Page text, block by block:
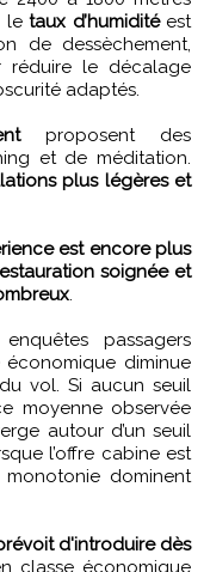
le taux d’humiditéest
de dessèchement,
le décalage
adaptés.
proposent des
et de méditation.
plus légères et
est encore plus
soignée et
.
passagers
diminue
vol. Si aucun seuil
moyenne observée
autour d’un seuil
l’offre cabine est
dominent
d'introduire dès
classe économique